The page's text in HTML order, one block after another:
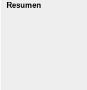
Resumen